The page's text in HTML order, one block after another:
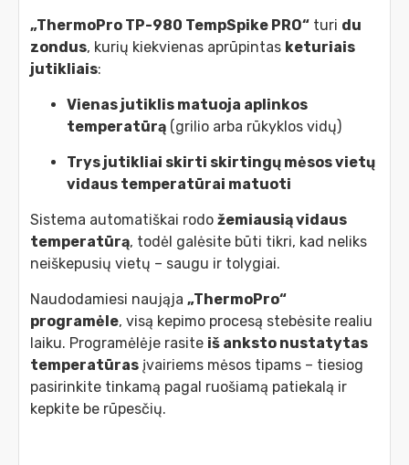
„ThermoPro TP-980 TempSpike PRO“ turi du
zondus, kurių kiekvienas aprūpintas keturiais
jutikliais:
Vienas jutiklis matuoja aplinkos
temperatūrą (grilio arba rūkyklos vidų)
Trys jutikliai skirti skirtingų mėsos vietų
vidaus temperatūrai matuoti
Sistema automatiškai rodo žemiausią vidaus
temperatūrą, todėl galėsite būti tikri, kad neliks
neiškepusių vietų – saugu ir tolygiai.
Naudodamiesi naująja „ThermoPro“
programėle, visą kepimo procesą stebėsite realiu
laiku. Programėlėje rasite iš anksto nustatytas
temperatūras įvairiems mėsos tipams – tiesiog
pasirinkite tinkamą pagal ruošiamą patiekalą ir
kepkite be rūpesčių.